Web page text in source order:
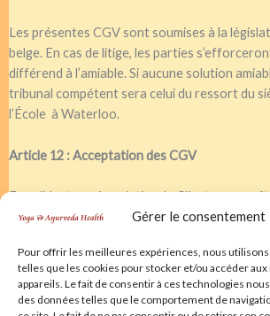
Gérer le consentement
Pour offrir les meilleures expériences, nous
telles que les cookies pour stocker et/ou accéder
appareils. Le fait de consentir à ces technologies
des données telles que le comportement de
Les présentes CGV sont soumises à la
belge. En cas de litige, les parties
différend à l’amiable. Si aucune solution
tribunal compétent sera celui du ressort du
l’École à Waterloo.
Article 12 : Acceptation des CGV
En validant son inscription, le Client
connaissance et accepté sans réserve les
Date de dernière modification : 15/09/2025